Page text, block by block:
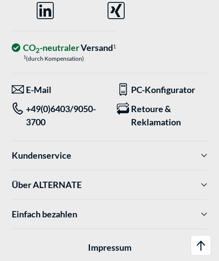
CO2-neutralerVersand1
1(durch Kompensation)
E-Mail
PC-Konfigurator
+49(0)6403/9050-
3700
Retoure &
Reklamation
Kundenservice
Über ALTERNATE
Einfach bezahlen
Impressum